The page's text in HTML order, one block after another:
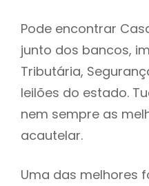
Pode encontrar
junto dos bancos,
Tributária,
leilões do estado.
nem sempre as
acautelar.
Uma das melhores